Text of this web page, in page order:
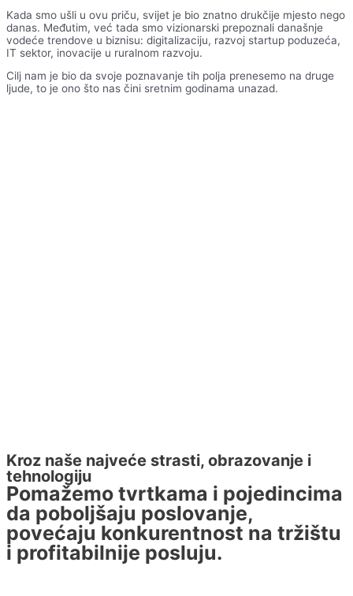
Kada smo ušli u ovu priču, svijet je bio znatno drukčije mjesto nego
danas. Međutim, već tada smo vizionarski prepoznali današnje
vodeće trendove u biznisu: digitalizaciju, razvoj startup poduzeća,
IT sektor, inovacije u ruralnom razvoju.
Cilj nam je bio da svoje poznavanje tih polja prenesemo na druge
ljude, to je ono što nas čini sretnim godinama unazad.
Kroz naše najveće strasti, obrazovanje i
tehnologiju
Pomažemo tvrtkama i pojedincima
da poboljšaju poslovanje,
povećaju konkurentnost na tržištu
i profitabilnije posluju.​